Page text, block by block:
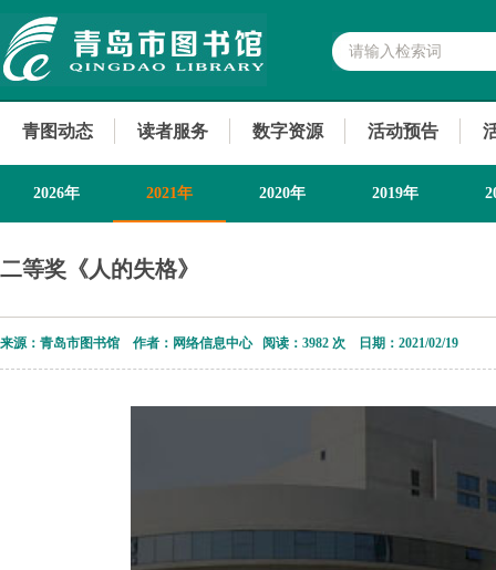
青图动态 读者服务 数字资源 活动预告
2026年 2021年 2020年 2019年
二等奖《人的失格》
来源：青岛市图书馆 作者：网络信息中心 阅读： 3982 次 日期：2021/02/19